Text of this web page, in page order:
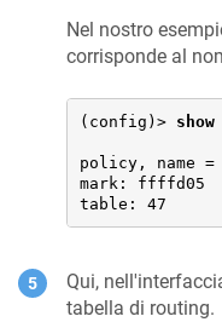
Nel nostro
corrisponde al
(config)>
policy, name
mark: ffffd05
table: 47
Qui,
tabella di routing.